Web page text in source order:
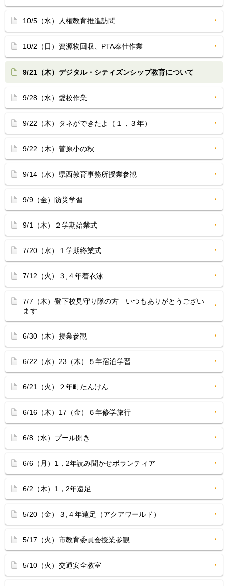
10/5（水）人権教育推進訪問
10/2（日）資源物回収、PTA奉仕作業
9/21（木）デジタル・シティズンシップ教育について
9/28（水）愛校作業
9/22（木）タネができたよ（１，３年）
9/22（木）菅原小の秋
9/14（水）県西教育事務所授業参観
9/9（金）防災学習
9/1（木）２学期始業式
7/20（水）１学期終業式
7/12（火）３,４年着衣泳
7/7（木）登下校見守り隊の方 いつもありがとうござい
ます
6/30（木）授業参観
6/22（水）23（木）５年宿泊学習
6/21（火）２年町たんけん
6/16（木）17（金）６年修学旅行
6/8（水）プール開き
6/6（月）1，2年読み聞かせボランティア
6/2（木）1，2年遠足
5/20（金）３,４年遠足（アクアワールド）
5/17（火）市教育委員会授業参観
5/10（火）交通安全教室